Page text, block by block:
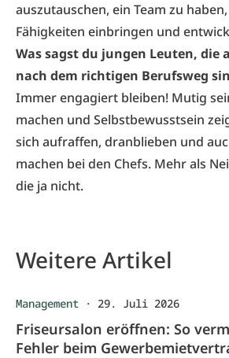
auszutauschen, ein Team zu
Fähigkeiten einbringen und
Was sagst du jungen Leuten, die
nach dem richtigen Berufsweg
Immer engagiert bleiben! Mutig
machen und Selbstbewusstsein
sich aufraffen, dranblieben und
machen bei den Chefs. Mehr als
die ja nicht.
Weitere Artikel
Management · 29. Juli 2026
Friseursalon eröffnen: So
Fehler beim